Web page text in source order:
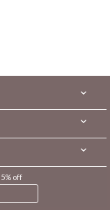



5% off